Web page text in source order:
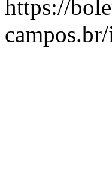
https://